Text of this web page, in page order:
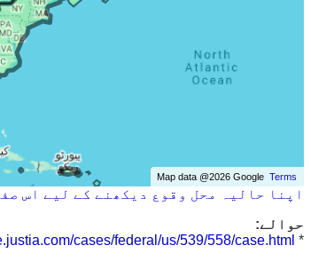
Map data @2026 GoogleTerms
اپنا حالیہ محل وقوع دیکھنے کے لیے اس
حوالے:
*
cases/federal/us/539/558/case.html